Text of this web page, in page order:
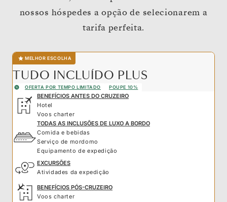
nossos hóspedes a opção de selecionarem a
tarifa perfeita.
MELHOR ESCOLHA
TUDO INCLUÍDO PLUS
OFERTA POR TEMPO LIMITADO POUPE 10%
BENEFÍCIOS ANTES DO CRUZEIRO
Hotel
Voos charter
TODAS AS INCLUSÕES DE LUXO A BORDO
Comida e bebidas
Serviço de mordomo
Equipamento de expedição
EXCURSÕES
Atividades da expedição
BENEFÍCIOS PÓS-CRUZEIRO
Voos charter